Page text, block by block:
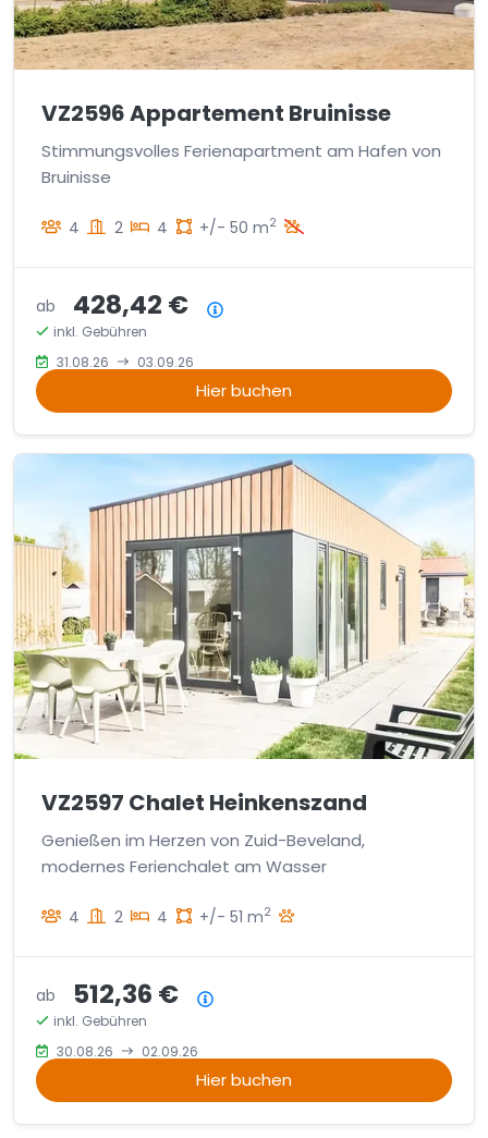
VZ2596 Appartement Bruinisse
Stimmungsvolles Ferienapartment am Hafen von
Bruinisse
4 2 4 +/- 50 m2
ab 428,42 €
inkl. Gebühren
31.08.26
03.09.26
Hier buchen
VZ2597 Chalet Heinkenszand
Genießen im Herzen von Zuid-Beveland,
modernes Ferienchalet am Wasser
4 2 4 +/- 51 m2
ab 512,36 €
inkl. Gebühren
30.08.26
02.09.26
Hier buchen